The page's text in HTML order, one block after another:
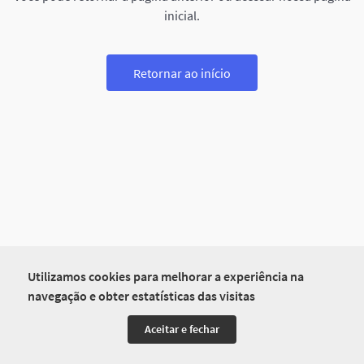
Utilizamos cookies para melhorar a experiência na
navegação e obter estatísticas das visitas
Aceitar e fechar
inicial.
Retornar ao início